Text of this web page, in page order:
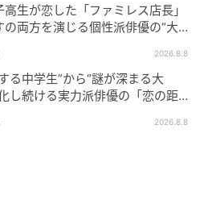
る節目になる。これまで積
を、今度は大きなスクリー
役を生きるという軸は揺らが
つかった人が、努力を重ね、
高生が恋した「ファミレス店長」
の両方を演じる個性派俳優の“大人
2026.8.8
る中学生”から“謎が深まる大
し続ける実力派俳優の「恋の距
2026.8.8